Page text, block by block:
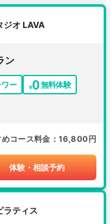
ジオ LAVA
ン
ワー
無料体験
コース料金 16,800円
体験・相談予約
ラティス